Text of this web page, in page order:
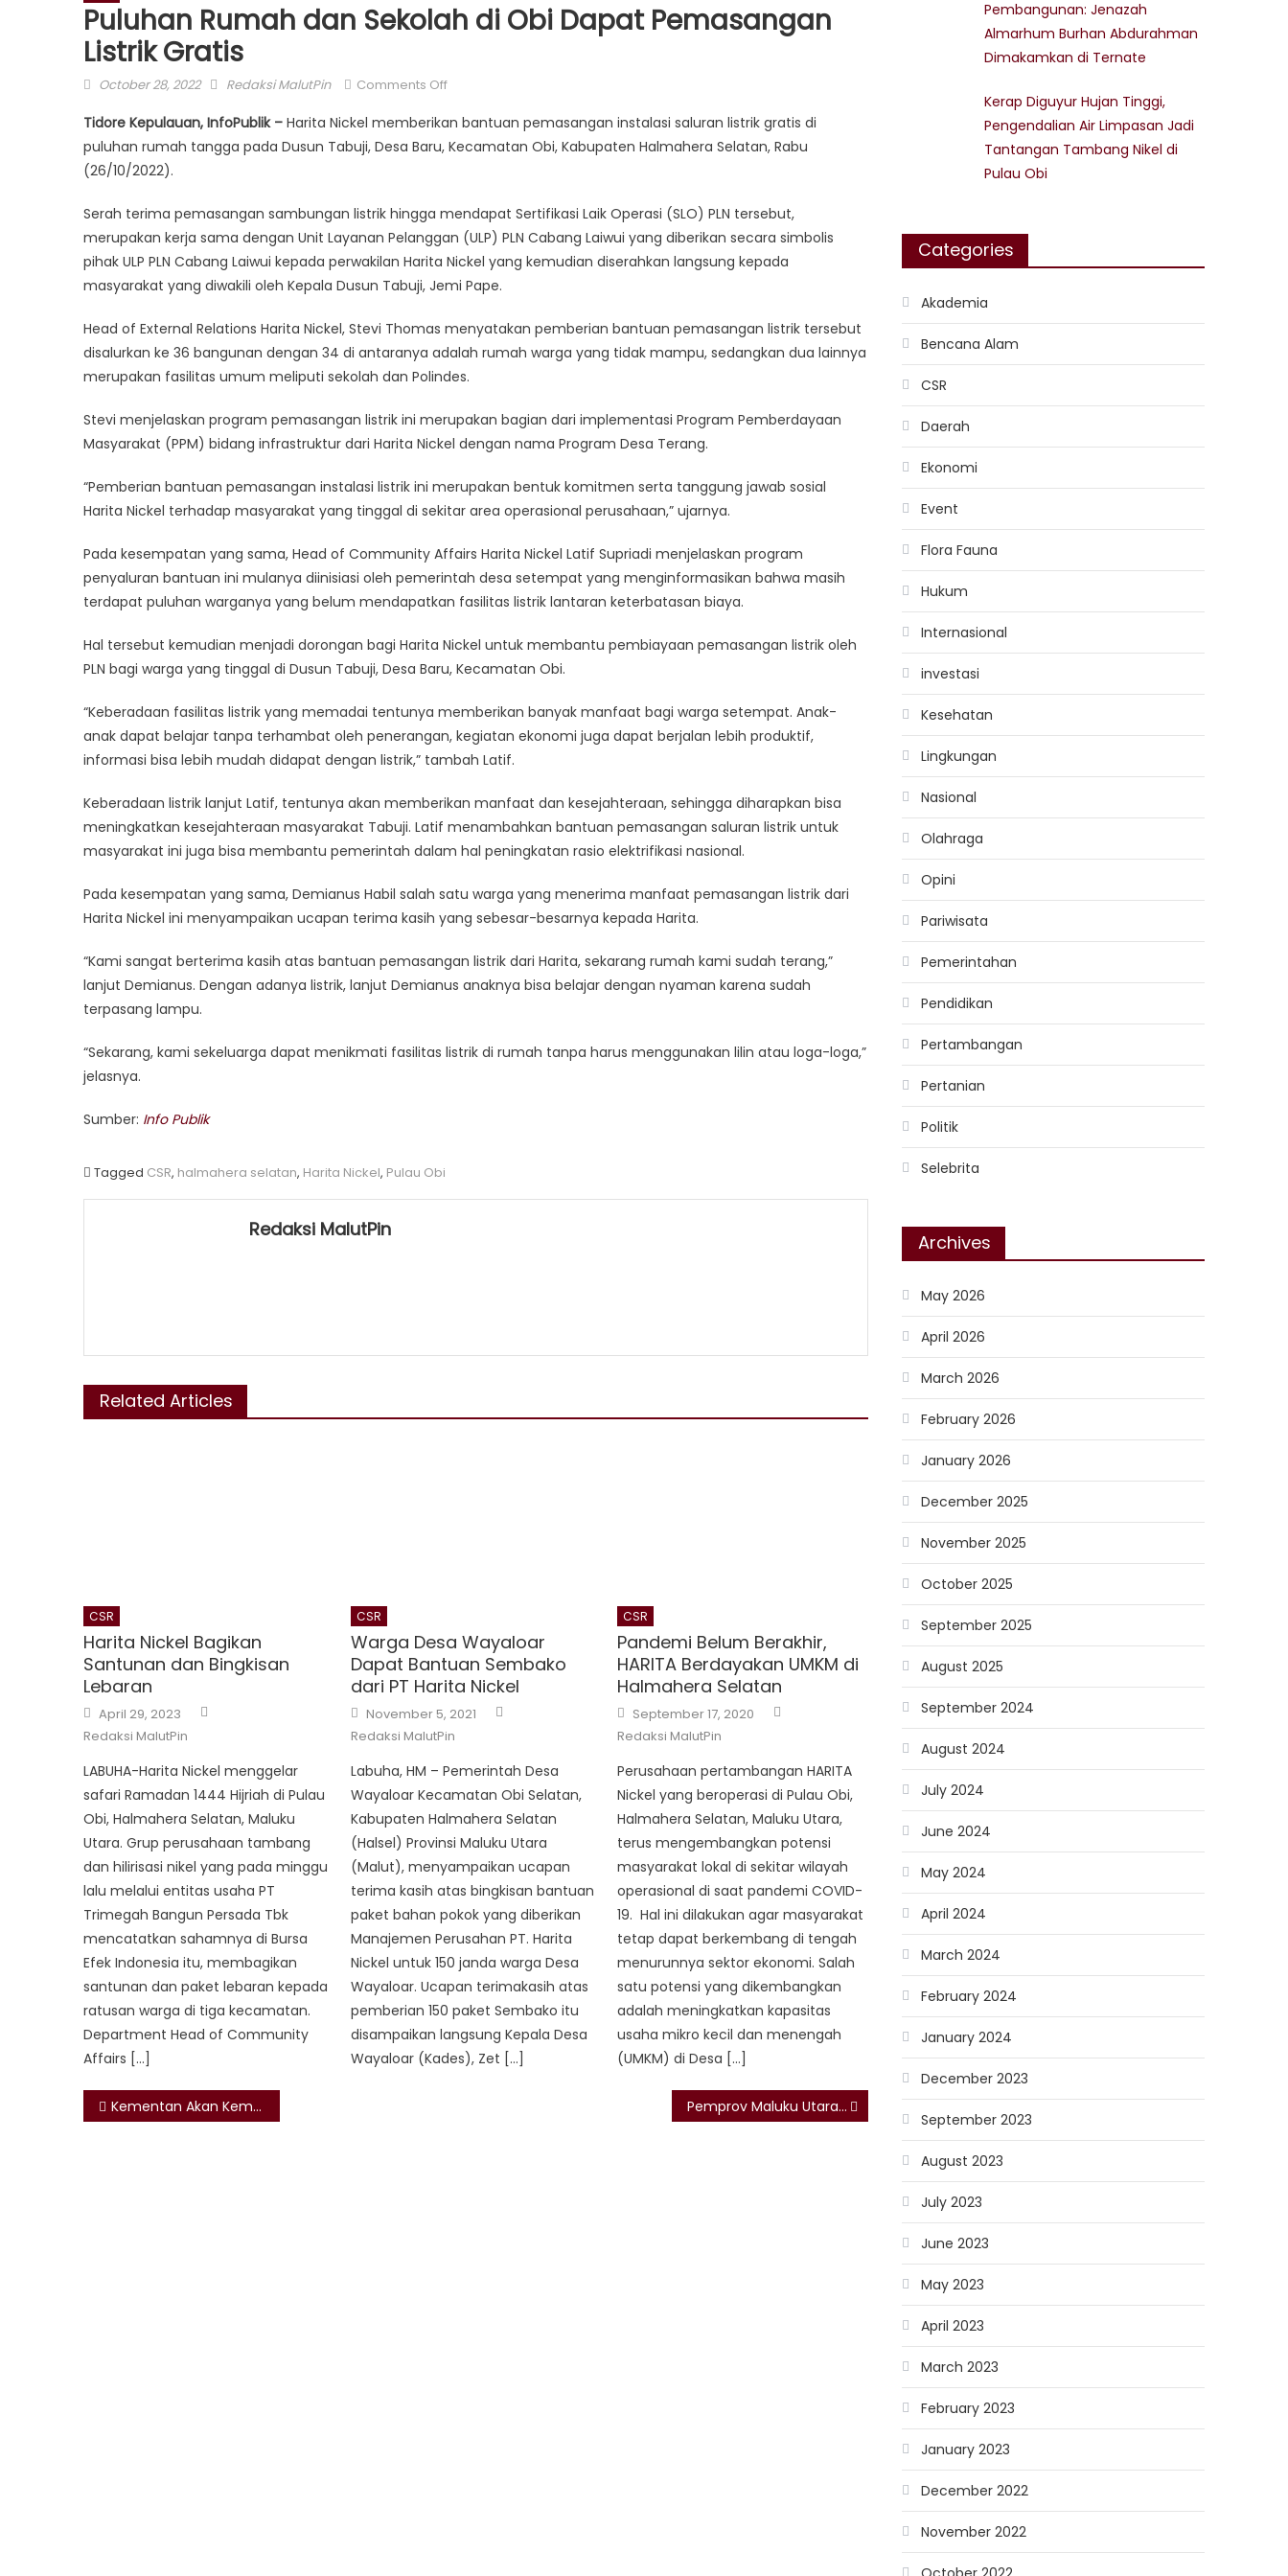
Puluhan Rumah dan Sekolah di Obi Dapat Pemasangan
Listrik Gratis
Posted
October 28, 2022 Author
Redaksi MalutPin Comments Offon
Rumah
dan
Obi
Dapat
Pemasangan
Listrik
Tidore Kepulauan, InfoPublik – Harita Nickel memberikan bantuan pemasangan instalasi saluran listrik gratis di
puluhan rumah tangga pada Dusun Tabuji, Desa Baru, Kecamatan Obi, Kabupaten Halmahera Selatan, Rabu
(26/10/2022).
Serah terima pemasangan sambungan listrik hingga mendapat Sertifikasi Laik Operasi (SLO) PLN tersebut,
merupakan kerja sama dengan Unit Layanan Pelanggan (ULP) PLN Cabang Laiwui yang diberikan secara simbolis
pihak ULP PLN Cabang Laiwui kepada perwakilan Harita Nickel yang kemudian diserahkan langsung kepada
masyarakat yang diwakili oleh Kepala Dusun Tabuji, Jemi Pape.
Head of External Relations Harita Nickel, Stevi Thomas menyatakan pemberian bantuan pemasangan listrik tersebut
disalurkan ke 36 bangunan dengan 34 di antaranya adalah rumah warga yang tidak mampu, sedangkan dua lainnya
merupakan fasilitas umum meliputi sekolah dan Polindes.
Stevi menjelaskan program pemasangan listrik ini merupakan bagian dari implementasi Program Pemberdayaan
Masyarakat (PPM) bidang infrastruktur dari Harita Nickel dengan nama Program Desa Terang.
“Pemberian bantuan pemasangan instalasi listrik ini merupakan bentuk komitmen serta tanggung jawab sosial
Harita Nickel terhadap masyarakat yang tinggal di sekitar area operasional perusahaan,” ujarnya.
Pada kesempatan yang sama, Head of Community Affairs Harita Nickel Latif Supriadi menjelaskan program
penyaluran bantuan ini mulanya diinisiasi oleh pemerintah desa setempat yang menginformasikan bahwa masih
terdapat puluhan warganya yang belum mendapatkan fasilitas listrik lantaran keterbatasan biaya.
Hal tersebut kemudian menjadi dorongan bagi Harita Nickel untuk membantu pembiayaan pemasangan listrik oleh
PLN bagi warga yang tinggal di Dusun Tabuji, Desa Baru, Kecamatan Obi.
“Keberadaan fasilitas listrik yang memadai tentunya memberikan banyak manfaat bagi warga setempat. Anak-
anak dapat belajar tanpa terhambat oleh penerangan, kegiatan ekonomi juga dapat berjalan lebih produktif,
informasi bisa lebih mudah didapat dengan listrik,” tambah Latif.
Keberadaan listrik lanjut Latif, tentunya akan memberikan manfaat dan kesejahteraan, sehingga diharapkan bisa
meningkatkan kesejahteraan masyarakat Tabuji. Latif menambahkan bantuan pemasangan saluran listrik untuk
masyarakat ini juga bisa membantu pemerintah dalam hal peningkatan rasio elektrifikasi nasional.
Pada kesempatan yang sama, Demianus Habil salah satu warga yang menerima manfaat pemasangan listrik dari
Harita Nickel ini menyampaikan ucapan terima kasih yang sebesar-besarnya kepada Harita.
“Kami sangat berterima kasih atas bantuan pemasangan listrik dari Harita, sekarang rumah kami sudah terang,”
lanjut Demianus. Dengan adanya listrik, lanjut Demianus anaknya bisa belajar dengan nyaman karena sudah
terpasang lampu.
“Sekarang, kami sekeluarga dapat menikmati fasilitas listrik di rumah tanpa harus menggunakan lilin atau loga-loga,”
jelasnya.
Sumber: Info Publik
Tagged CSR, halmahera selatan, Harita Nickel, Pulau Obi
Redaksi MalutPin
Related Articles
CSR
Harita Nickel Bagikan
Santunan dan Bingkisan
Lebaran
Posted
on
April 29, 2023
Redaksi MalutPin
LABUHA-Harita Nickel menggelar
safari Ramadan 1444 Hijriah di Pulau
Obi, Halmahera Selatan, Maluku
Utara. Grup perusahaan tambang
dan hilirisasi nikel yang pada minggu
lalu melalui entitas usaha PT
Trimegah Bangun Persada Tbk
mencatatkan sahamnya di Bursa
Efek Indonesia itu, membagikan
santunan dan paket lebaran kepada
ratusan warga di tiga kecamatan.
Department Head of Community
Affairs […]
CSR
Warga Desa Wayaloar
Dapat Bantuan Sembako
dari PT Harita Nickel
Posted
on
November 5, 2021
Redaksi MalutPin
Labuha, HM – Pemerintah Desa
Wayaloar Kecamatan Obi Selatan,
Kabupaten Halmahera Selatan
(Halsel) Provinsi Maluku Utara
(Malut), menyampaikan ucapan
terima kasih atas bingkisan bantuan
paket bahan pokok yang diberikan
Manajemen Perusahan PT. Harita
Nickel untuk 150 janda warga Desa
Wayaloar. Ucapan terimakasih atas
pemberian 150 paket Sembako itu
disampaikan langsung Kepala Desa
Wayaloar (Kades), Zet […]
CSR
Pandemi Belum Berakhir,
HARITA Berdayakan UMKM di
Halmahera Selatan
Posted
on
September 17, 2020
Redaksi MalutPin
Perusahaan pertambangan HARITA
Nickel yang beroperasi di Pulau Obi,
Halmahera Selatan, Maluku Utara,
terus mengembangkan potensi
masyarakat lokal di sekitar wilayah
operasional di saat pandemi COVID-
19. Hal ini dilakukan agar masyarakat
tetap dapat berkembang di tengah
menurunnya sektor ekonomi. Salah
satu potensi yang dikembangkan
adalah meningkatkan kapasitas
usaha mikro kecil dan menengah
(UMKM) di Desa […]
Post
Kementan Akan Kembangkan Singkong di Maluku Utara Pemprov Maluku Utara butuh banyak SDM untuk profesi arsiparis
Pembangunan: Jenazah
Almarhum Burhan Abdurahman
Dimakamkan di Ternate
Kerap Diguyur Hujan Tinggi,
Pengendalian Air Limpasan Jadi
Tantangan Tambang Nikel di
Pulau Obi
Categories
Akademia
Bencana Alam
CSR
Daerah
Ekonomi
Event
Flora Fauna
Hukum
Internasional
investasi
Kesehatan
Lingkungan
Nasional
Olahraga
Opini
Pariwisata
Pemerintahan
Pendidikan
Pertambangan
Pertanian
Politik
Selebrita
Archives
May 2026
April 2026
March 2026
February 2026
January 2026
December 2025
November 2025
October 2025
September 2025
August 2025
September 2024
August 2024
July 2024
June 2024
May 2024
April 2024
March 2024
February 2024
January 2024
December 2023
September 2023
August 2023
July 2023
June 2023
May 2023
April 2023
March 2023
February 2023
January 2023
December 2022
November 2022